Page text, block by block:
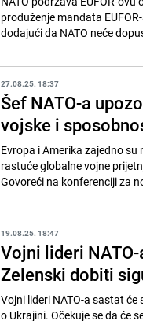
produženje mandata
dodajući da NATO neće
27.08.25. 18:37
Šef NATO-a
vojske i
Evropa i Amerika zajedno
rastuće globalne vojne
Govoreći na konferenciji za
19.08.25. 18:47
Vojni lideri
Zelenski dobiti
Vojni lideri NATO-a sastat
o Ukrajini. Očekuje se da će